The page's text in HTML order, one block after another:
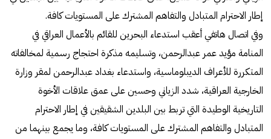
إطار الاحترام المتبادل والتفاهم المشترك على المستويات كافة.
وفي اتصال هاتفي أعقب استدعاء البحرين للقائم بالأعمال العراقي في
المنامة مؤيد عمر عبدالرحمن، وتسليمه مذكرة احتجاج رسمية لمخالفاته
المتكررة للأعراف الديبلوماسية، واستدعاء بغداد عبدالرحمن لمقر وزارة
الخارجية العراقية، شدد الزياني وحسين على عمق علاقات الأخوة
التاريخية الوطيدة التي تربط بين البلدين الشقيقين في إطار الاحترام
المتبادل والتفاهم المشترك على المستويات كافة، وما يجمع بينهما من